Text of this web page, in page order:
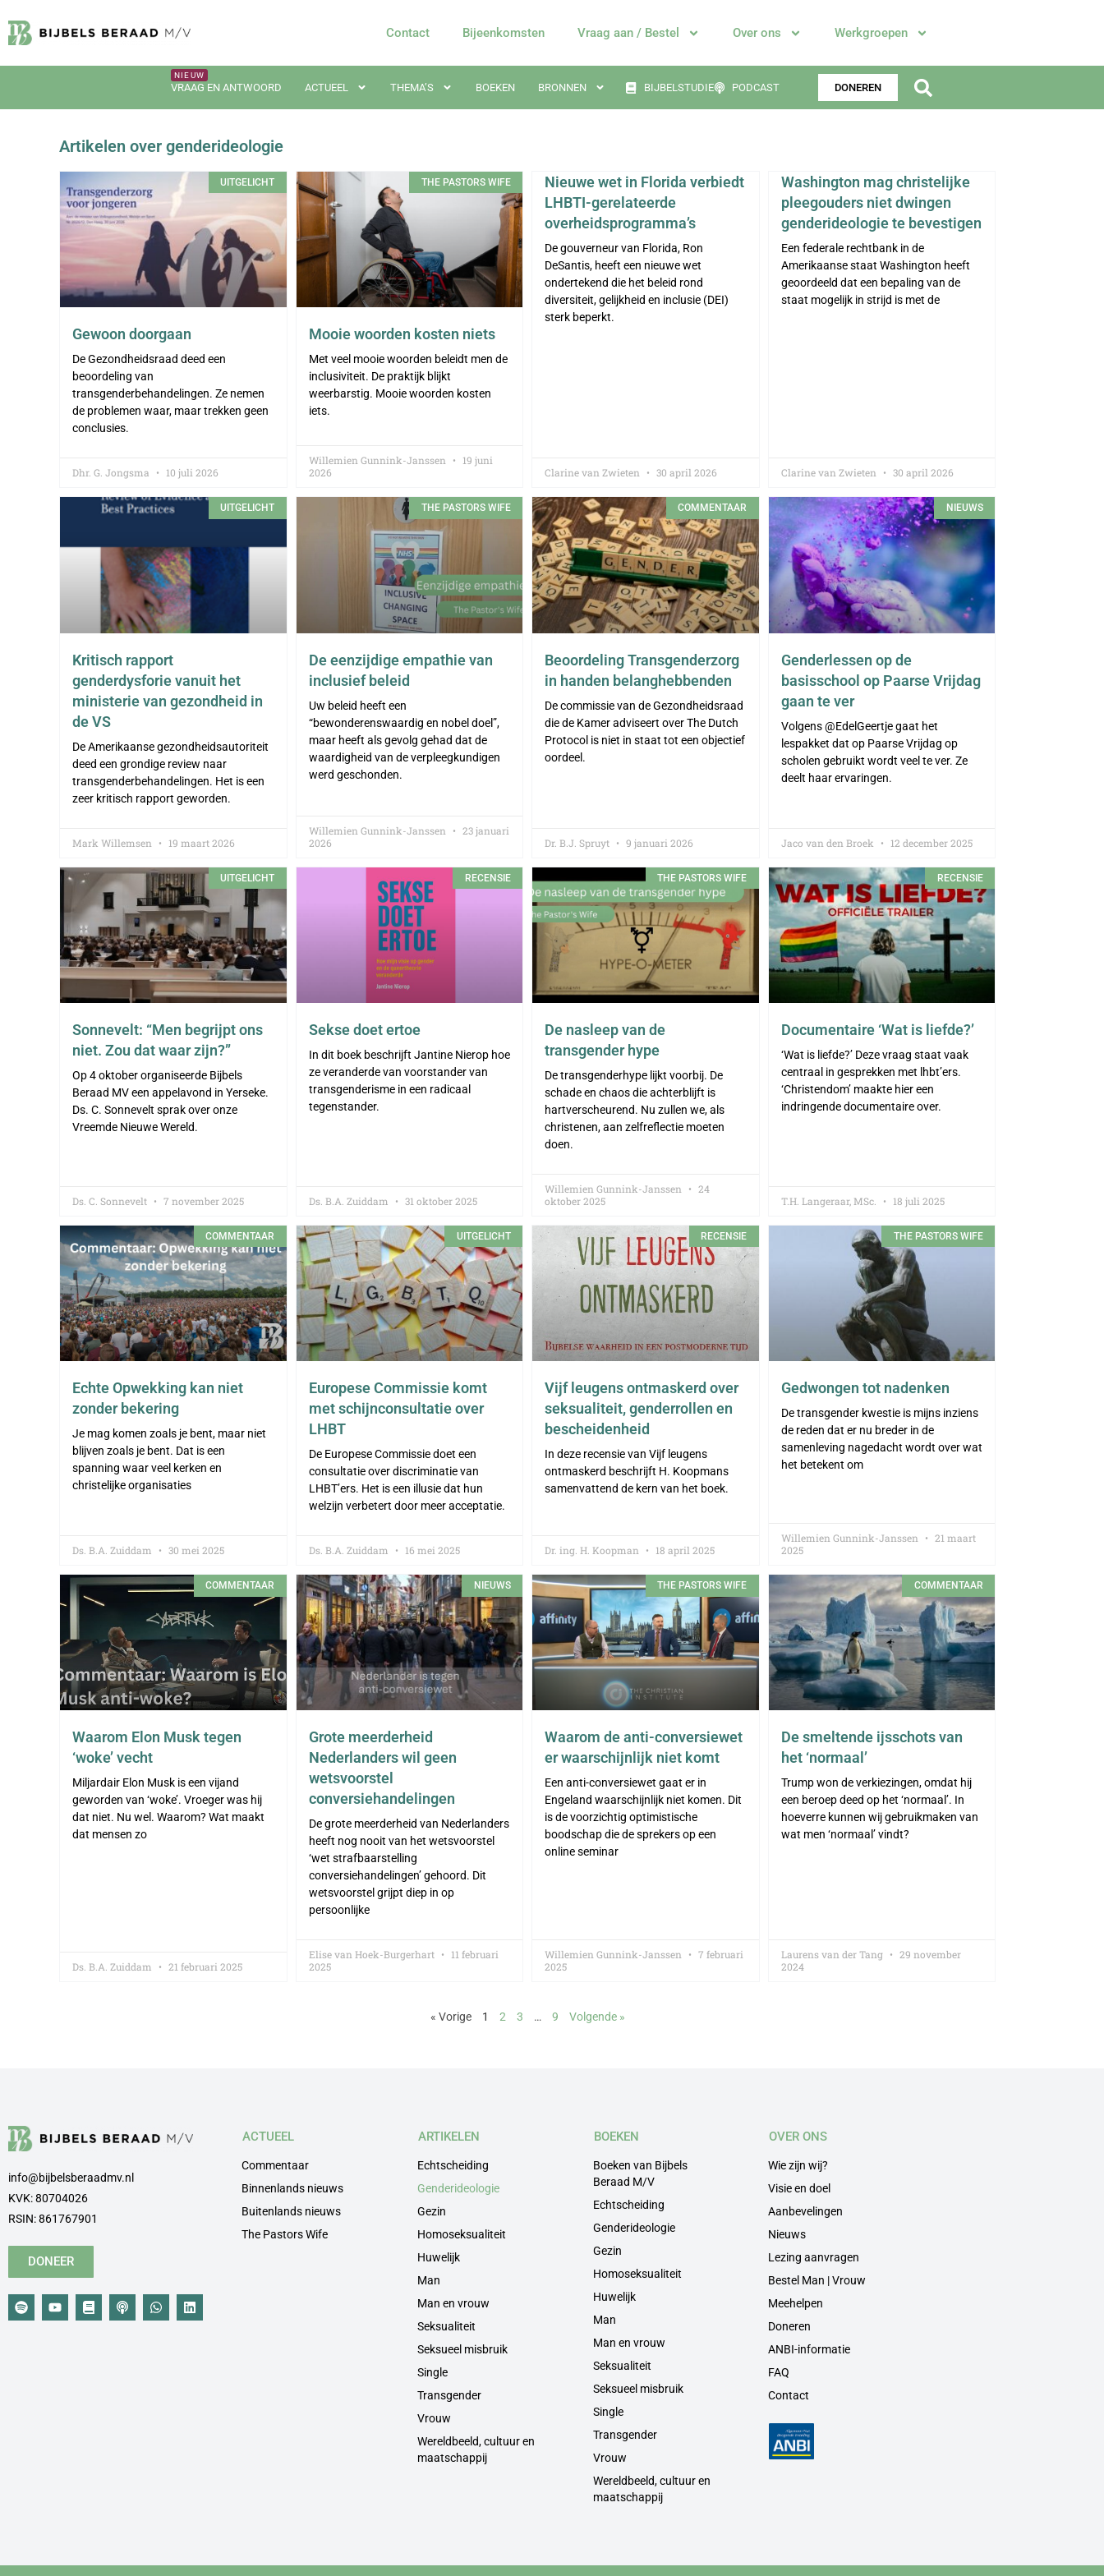
Contact Bijeenkomsten Vraag aan / Bestel Over ons Werkgroepen
VRAAG EN ANTWOORD ACTUEEL THEMA’S BOEKEN BRONNEN BIJBELSTUDIE PODCAST DONEREN
Artikelen over genderideologie
UITGELICHT
Gewoon doorgaan
De Gezondheidsraad deed een
beoordeling van
transgenderbehandelingen. Ze nemen
de problemen waar, maar trekken geen
conclusies.
Dhr. G. Jongsma 10 juli 2026
THE PASTORS WIFE
Mooie woorden kosten niets
Met veel mooie woorden beleidt men de
inclusiviteit. De praktijk blijkt
weerbarstig. Mooie woorden kosten
iets.
Willemien Gunnink-Janssen
19 juni
2026
Nieuwe wet in Florida verbiedt
LHBTI-gerelateerde
overheidsprogramma’s
De gouverneur van Florida, Ron
DeSantis, heeft een nieuwe wet
ondertekend die het beleid rond
diversiteit, gelijkheid en inclusie (DEI)
sterk beperkt.
Clarine van Zwieten 30 april 2026
Washington mag christelijke
pleegouders niet dwingen
genderideologie te bevestigen
Een federale rechtbank in de
Amerikaanse staat Washington heeft
geoordeeld dat een bepaling van de
staat mogelijk in strijd is met de
Clarine van Zwieten 30 april 2026
UITGELICHT
Kritisch rapport
genderdysforie vanuit het
ministerie van gezondheid in
de VS
De Amerikaanse gezondheidsautoriteit
deed een grondige review naar
transgenderbehandelingen. Het is een
zeer kritisch rapport geworden.
Mark Willemsen 19 maart 2026
THE PASTORS WIFE
De eenzijdige empathie van
inclusief beleid
Uw beleid heeft een
“bewonderenswaardig en nobel doel”,
maar heeft als gevolg gehad dat de
waardigheid van de verpleegkundigen
werd geschonden.
Willemien Gunnink-Janssen
23 januari
2026
COMMENTAAR
Beoordeling Transgenderzorg
in handen belanghebbenden
De commissie van de Gezondheidsraad
die de Kamer adviseert over The Dutch
Protocol is niet in staat tot een objectief
oordeel.
Dr. B.J. Spruyt 9 januari 2026
NIEUWS
Genderlessen op de
basisschool op Paarse Vrijdag
gaan te ver
Volgens @EdelGeertje gaat het
lespakket dat op Paarse Vrijdag op
scholen gebruikt wordt veel te ver. Ze
deelt haar ervaringen.
Jaco van den Broek 12 december 2025
UITGELICHT
Sonnevelt: “Men begrijpt ons
niet. Zou dat waar zijn?”
Op 4 oktober organiseerde Bijbels
Beraad MV een appelavond in Yerseke.
Ds. C. Sonnevelt sprak over onze
Vreemde Nieuwe Wereld.
Ds. C. Sonnevelt 7 november 2025
RECENSIE
Sekse doet ertoe
In dit boek beschrijft Jantine Nierop hoe
ze veranderde van voorstander van
transgenderisme in een radicaal
tegenstander.
Ds. B.A. Zuiddam 31 oktober 2025
THE PASTORS WIFE
De nasleep van de
transgender hype
De transgenderhype lijkt voorbij. De
schade en chaos die achterblijft is
hartverscheurend. Nu zullen we, als
christenen, aan zelfreflectie moeten
doen.
Willemien Gunnink-Janssen
24
oktober 2025
RECENSIE
Documentaire ‘Wat is liefde?’
‘Wat is liefde?’ Deze vraag staat vaak
centraal in gesprekken met lhbt’ers.
‘Christendom’ maakte hier een
indringende documentaire over.
T.H. Langeraar, MSc. 18 juli 2025
COMMENTAAR
Echte Opwekking kan niet
zonder bekering
Je mag komen zoals je bent, maar niet
blijven zoals je bent. Dat is een
spanning waar veel kerken en
christelijke organisaties
Ds. B.A. Zuiddam 30 mei 2025
UITGELICHT
Europese Commissie komt
met schijnconsultatie over
LHBT
De Europese Commissie doet een
consultatie over discriminatie van
LHBT’ers. Het is een illusie dat hun
welzijn verbetert door meer acceptatie.
Ds. B.A. Zuiddam 16 mei 2025
RECENSIE
Vijf leugens ontmaskerd over
seksualiteit, genderrollen en
bescheidenheid
In deze recensie van Vijf leugens
ontmaskerd beschrijft H. Koopmans
samenvattend de kern van het boek.
Dr. ing. H. Koopman 18 april 2025
THE PASTORS WIFE
Gedwongen tot nadenken
De transgender kwestie is mijns inziens
de reden dat er nu breder in de
samenleving nagedacht wordt over wat
het betekent om
Willemien Gunnink-Janssen
21 maart
2025
COMMENTAAR
Waarom Elon Musk tegen
‘woke’ vecht
Miljardair Elon Musk is een vijand
geworden van ‘woke’. Vroeger was hij
dat niet. Nu wel. Waarom? Wat maakt
dat mensen zo
Ds. B.A. Zuiddam 21 februari 2025
NIEUWS
Grote meerderheid
Nederlanders wil geen
wetsvoorstel
conversiehandelingen
De grote meerderheid van Nederlanders
heeft nog nooit van het wetsvoorstel
‘wet strafbaarstelling
conversiehandelingen’ gehoord. Dit
wetsvoorstel grijpt diep in op
persoonlijke
Elise van Hoek-Burgerhart
11 februari
2025
THE PASTORS WIFE
Waarom de anti-conversiewet
er waarschijnlijk niet komt
Een anti-conversiewet gaat er in
Engeland waarschijnlijk niet komen. Dit
is de voorzichtig optimistische
boodschap die de sprekers op een
online seminar
Willemien Gunnink-Janssen
7 februari
2025
COMMENTAAR
De smeltende ijsschots van
het ‘normaal’
Trump won de verkiezingen, omdat hij
een beroep deed op het ‘normaal’. In
hoeverre kunnen wij gebruikmaken van
wat men ‘normaal’ vindt?
Laurens van der Tang
29 november
2024
« Vorige 1 2 3 … 9 Volgende »
info@bijbelsberaadmv.nl
KVK: 80704026
RSIN: 861767901
DONEER
ACTUEEL
Commentaar
Binnenlands nieuws
Buitenlands nieuws
The Pastors Wife
ARTIKELEN
Echtscheiding
Genderideologie
Gezin
Homoseksualiteit
Huwelijk
Man
Man en vrouw
Seksualiteit
Seksueel misbruik
Single
Transgender
Vrouw
Wereldbeeld, cultuur en
maatschappij
BOEKEN
Boeken van Bijbels
Beraad M/V
Echtscheiding
Genderideologie
Gezin
Homoseksualiteit
Huwelijk
Man
Man en vrouw
Seksualiteit
Seksueel misbruik
Single
Transgender
Vrouw
Wereldbeeld, cultuur en
maatschappij
OVER ONS
Wie zijn wij?
Visie en doel
Aanbevelingen
Nieuws
Lezing aanvragen
Bestel Man | Vrouw
Meehelpen
Doneren
ANBI-informatie
FAQ
Contact